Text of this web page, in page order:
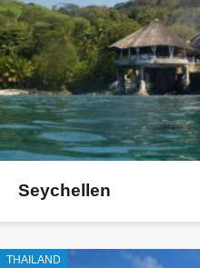
Seychellen
THAILAND